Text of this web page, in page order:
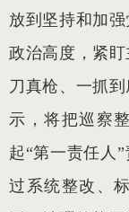
放到坚持和加
政治高度，紧
刀真枪、一抓
示，将把巡察
起“第一责任人
过系统整改、